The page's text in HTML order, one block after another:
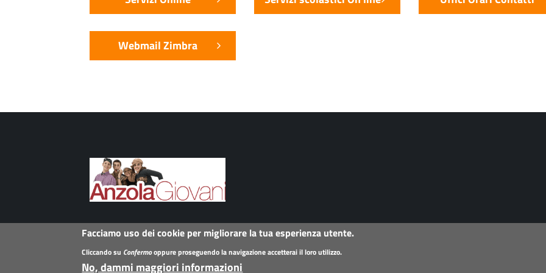
Webmail Zimbra
Facciamo uso dei cookie per migliorare la tua esperienza utente.
Cliccando su Confermooppure proseguendo la navigazione accetterai il loro utilizzo.
No, dammi maggiori informazioni